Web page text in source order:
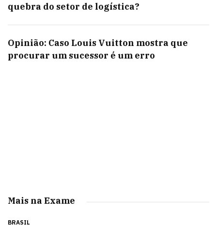
quebra do setor de logística?
Opinião: Caso Louis Vuitton mostra que
procurar um sucessor é um erro
Mais na Exame
BRASIL